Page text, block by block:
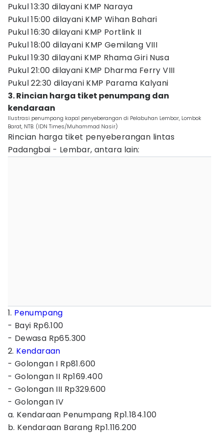
Pukul 13:30 dilayani KMP Naraya
Pukul 15:00 dilayani KMP Wihan Bahari
Pukul 16:30 dilayani KMP Portlink II
Pukul 18:00 dilayani KMP Gemilang VIII
Pukul 19:30 dilayani KMP Rhama Giri Nusa
Pukul 21:00 dilayani KMP Dharma Ferry VIII
Pukul 22:30 dilayani KMP Parama Kalyani
3. Rincian harga tiket penumpang dan
kendaraan
Ilustrasi penumpang kapal penyeberangan di Pelabuhan Lembar, Lombok
Barat, NTB. (IDN Times/Muhammad Nasir)
Rincian harga tiket penyeberangan lintas
Padangbai - Lembar, antara lain:
1. Penumpang
- Bayi Rp6.100
- Dewasa Rp65.300
2. Kendaraan
- Golongan I Rp81.600
- Golongan II Rp169.400
- Golongan III Rp329.600
- Golongan IV
a. Kendaraan Penumpang Rp1.184.100
b. Kendaraan Barang Rp1.116.200